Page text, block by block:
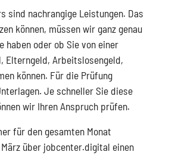
sind nachrangige Leistungen. Das
können, müssen wir ganz genau
haben oder ob Sie von einer
Elterngeld, Arbeitslosengeld,
können. Für die Prüfung
Je schneller Sie diese
wir Ihren Anspruch prüfen.
für den gesamten Monat
über jobcenter.digital einen